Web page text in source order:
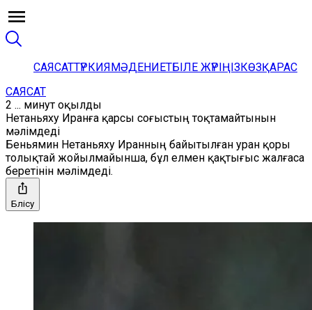
САЯСАТТҮРКИЯМӘДЕНИЕТБІЛЕ ЖҮРІҢІЗКӨЗҚАРАС
САЯСАТ
2 ... минут оқылды
Нетаньяху Иранға қарсы соғыстың тоқтамайтынын
мәлімдеді
Беньямин Нетаньяху Иранның байытылған уран қоры
толықтай жойылмайынша, бұл елмен қақтығыс жалғаса
беретінін мәлімдеді.
Бөлісу